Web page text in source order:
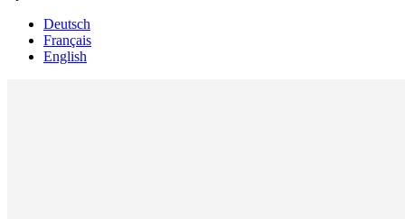
Deutsch
Français
English